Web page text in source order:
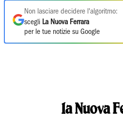
Non lasciare decidere l'algoritmo:
scegli La Nuova Ferrara
per le tue notizie su Google